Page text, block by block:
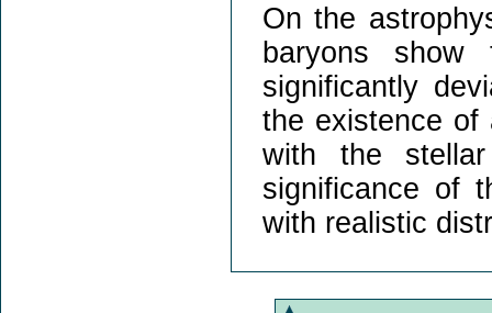
On the
baryons show
significantly
the existence of
with the
significance of
with realistic